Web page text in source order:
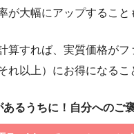
が大幅にアップすること
算すれば、実質価格がフ
れ以上）にお得になるこ
あるうちに！自分へのご